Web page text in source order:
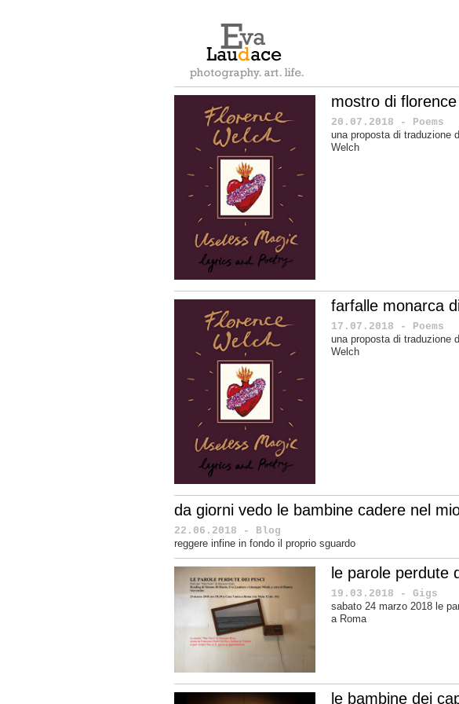
mostro di
20.07.2018 - Poems
una proposta di traduzione
Welch
farfalle monarca
17.07.2018 - Poems
una proposta di traduzione
Welch
da giorni vedo le bambine cadere nel
22.06.2018 - Blog
reggere infine in fondo il proprio sguardo
le parole perdute
19.03.2018 - Gigs
sabato 24 marzo 2018 le
a Roma
le bambine dei